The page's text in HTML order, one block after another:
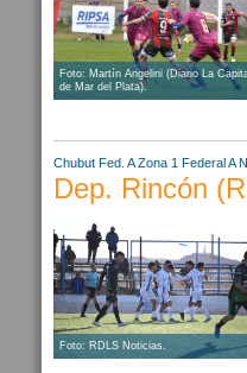
Foto: Martín Angelini (Diario La
de Mar del Plata).
Chubut Fed. A Zona 1 Federal A
Dep. Rincón
Foto: RDLS Noticias.